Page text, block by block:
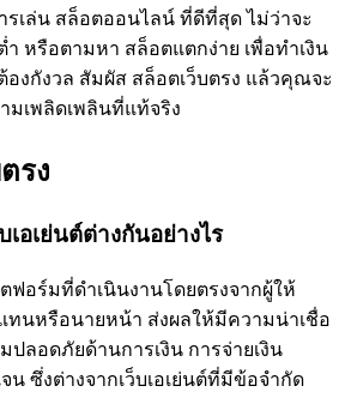
เล่น สล็อตออนไลน์ ที่ดีที่สุด ไม่ว่าจะ
หรือตามหา สล็อตแตกง่าย เพื่อทำเงิน
องกังวล สัมผัส สล็อตเว็บตรง แล้วคุณจะ
เพลิดเพลินที่แท้จริง
รง
เอเย่นต์ต่างกันอย่างไร
ฟอร์มที่ดำเนินงานโดยตรงจากผู้ให้
ทนหรือนายหน้า ส่งผลให้มีความน่าเชื่อ
ปลอดภัยด้านการเงิน การจ่ายเงิน
น ซึ่งต่างจากเว็บเอเย่นต์ที่มีข้อจำกัด